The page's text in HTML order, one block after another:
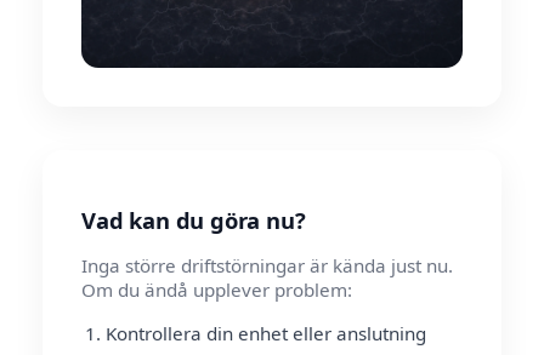
Vad kan du göra nu?
Inga större driftstörningar är kända just nu.
Om du ändå upplever problem:
Kontrollera din enhet eller anslutning